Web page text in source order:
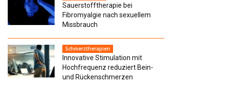
Sauerstofftherapie bei
Fibromyalgie nach sexuellem
Missbrauch
Schmerztherapien
Innovative Stimulation mit
Hochfrequenz reduziert Bein-
und Rückenschmerzen